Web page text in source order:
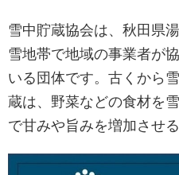
雪中貯蔵協会は、秋田県
雪地帯で地域の事業者が
いる団体です。古くから
蔵は、野菜などの食材を
で甘みや旨みを増加させ